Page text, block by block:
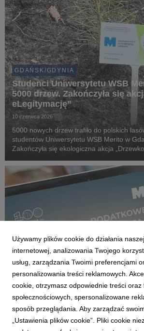
GDAŃSK/GDYNIA
Studenci Uniwersytetu WSB
5000 drzew. Zakończyła się
eLegitymację”
10 czerwca 2026
5000 nowych drzew trafiło do polskich
studentów Uniwersytetu WSB Merito w
Zakończyła się ekologiczna akcja
wsparciem środowiska naturalnego.
GDAŃSK/GDYNIA
Uniwersytet WSB Merito Gdynia
wykład o podatkowych fake
3 czerwca 2026
Używamy plików cookie do działania
internetowej, analizowania Twojego
usług, zarządzania Twoimi preferencjami
personalizowania treści reklamowych.
cookie, otrzymasz odpowiednie treści oraz
społecznościowych, spersonalizowane
sposób przeglądania. Aby zarządzać
„Ustawienia plików cookie”. Pliki cookie